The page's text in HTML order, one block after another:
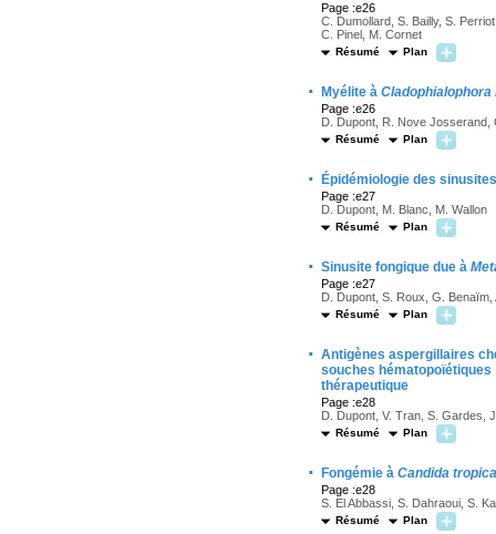
Page :e26
C. Dumollard, S. Bailly, S.
C. Pinel, M. Cornet
Résumé Plan
· Myélite à Cladophialophora
Page :e26
D. Dupont, R. Nove Josserand,
Résumé Plan
· Épidémiologie des
Page :e27
D. Dupont, M. Blanc, M. Wallon
Résumé Plan
· Sinusite fongique due à
Page :e27
D. Dupont, S. Roux, G. Benaïm,
Résumé Plan
· Antigènes aspergillaires
souches hématopoïétiques
thérapeutique
Page :e28
D. Dupont, V. Tran, S. Gardes,
Résumé Plan
· Fongémie à Candida
Page :e28
S. El Abbassi, S. Dahraoui, S.
Résumé Plan